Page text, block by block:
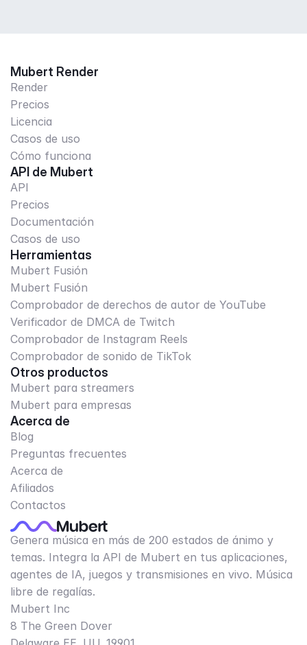
Mubert Render
Render
Precios
Licencia
Casos de uso
Cómo funciona
API de Mubert
API
Precios
Documentación
Casos de uso
Herramientas
Mubert Fusión
Mubert Fusión
Comprobador de derechos de autor de YouTube
Verificador de DMCA de Twitch
Comprobador de Instagram Reels
Comprobador de sonido de TikTok
Otros productos
Mubert para streamers
Mubert para empresas
Acerca de
Blog
Preguntas frecuentes
Acerca de
Afiliados
Contactos
Genera música en más de 200 estados de ánimo y
temas. Integra la API de Mubert en tus aplicaciones,
agentes de IA, juegos y transmisiones en vivo. Música
libre de regalías.
Mubert Inc
8 The Green Dover